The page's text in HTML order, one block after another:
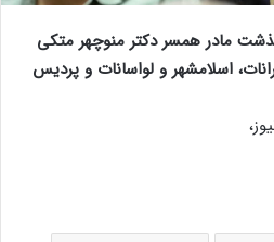
مادر همسر دکتر منوچهر متکی
اسلامشهر و لواسانات و پردیس